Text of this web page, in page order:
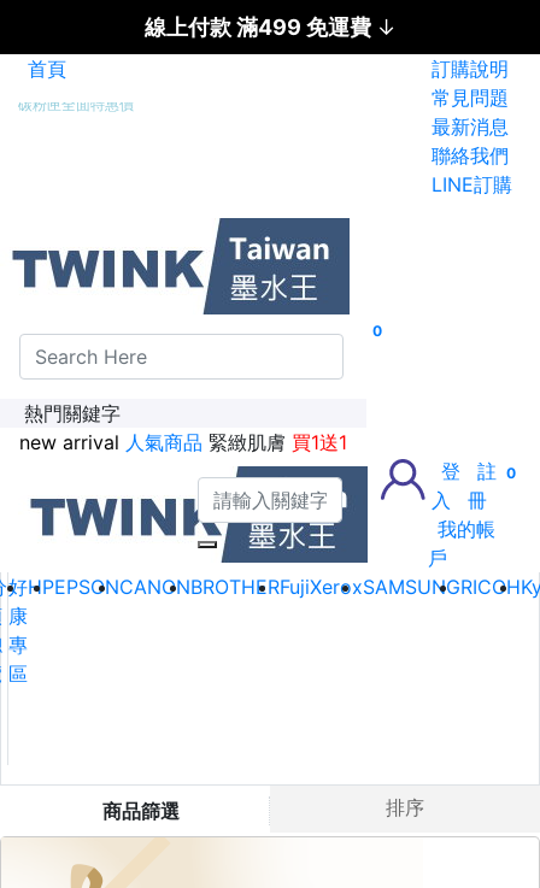
線上付款 滿499 免運費 ↓
首頁
碳粉匣全面特惠價
訂購說明
常見問題
最新消息
聯絡我們
LINE訂購
熱門關鍵字
new arrival 人氣商品 緊緻肌膚 買1送1
0
登
入
註
冊
我的帳
戶
0
好
康
專
區
HPEPSONCANONBROTHERFujiXeroxSAMSUNGRICOH
商品篩選 排序